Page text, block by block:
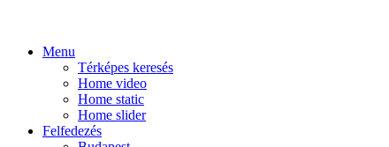
Menu
Térképes keresés
Home video
Home static
Home slider
Felfedezés